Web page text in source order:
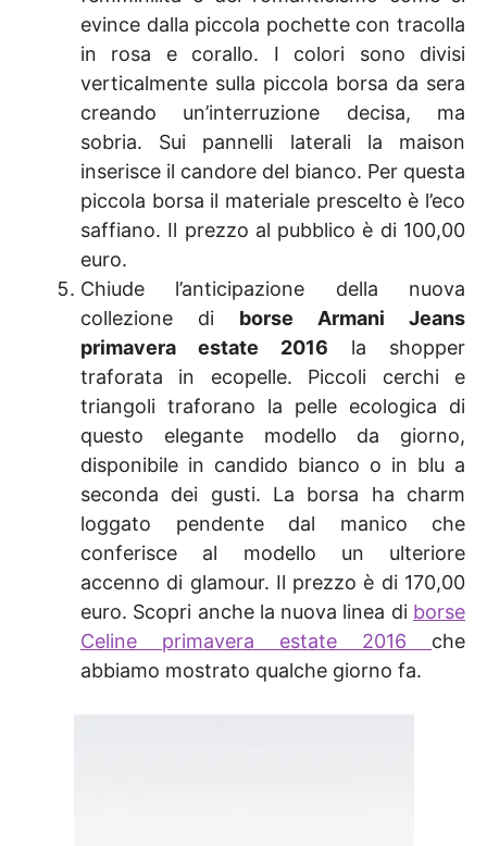
evince dalla piccola pochette con tracolla
in rosa e corallo. I colori sono divisi
verticalmente sulla piccola borsa da sera
creando un’interruzione decisa, ma
sobria. Sui pannelli laterali la maison
inserisce il candore del bianco. Per questa
piccola borsa il materiale prescelto è l’eco
saffiano. Il prezzo al pubblico è di 100,00
euro.
Chiude l’anticipazione della nuova
collezione di borse Armani Jeans
primavera estate 2016 la shopper
traforata in ecopelle. Piccoli cerchi e
triangoli traforano la pelle ecologica di
questo elegante modello da giorno,
disponibile in candido bianco o in blu a
seconda dei gusti. La borsa ha charm
loggato pendente dal manico che
conferisce al modello un ulteriore
accenno di glamour. Il prezzo è di 170,00
euro. Scopri anche la nuova linea di borse
Celine primavera estate 2016 che
abbiamo mostrato qualche giorno fa.